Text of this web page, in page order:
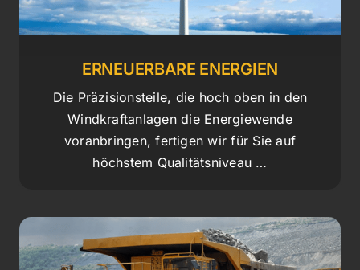
ERNEUERBARE ENERGIEN
Die Präzisionsteile, die hoch oben in den
Windkraftanlagen die Energiewende
voranbringen, fertigen wir für Sie auf
höchstem Qualitätsniveau …